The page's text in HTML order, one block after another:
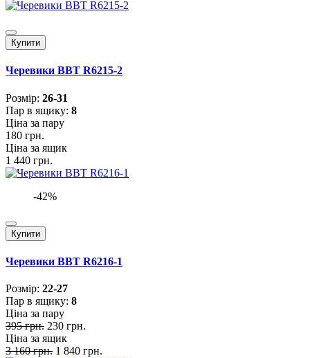
Купити
Черевики BBT R6215-2
Розмiр: 26-31
Пар в ящику: 8
Ціна за пару
180 грн.
Ціна за ящик
1 440 грн.
-42%
Купити
Черевики BBT R6216-1
Розмiр: 22-27
Пар в ящику: 8
Ціна за пару
395 грн. 230 грн.
Ціна за ящик
3 160 грн. 1 840 грн.